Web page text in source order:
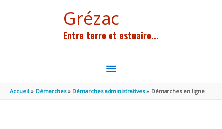
Grézac
Entre terre et estuaire...
MENU
PRINCIPAL
Accueil Démarches Démarches administratives Démarches en ligne